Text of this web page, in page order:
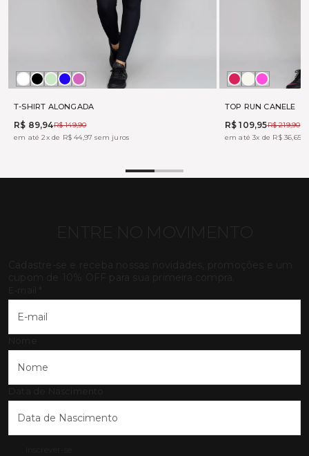
T-SHIRT ALONGADA
R$ 89,94R$ 149,90
em até 2x de R$ 44,97 sem juros
Branco
Preto
ALOEMARINHO
PINK
TOP RUN CANELE
R$ 109,95R$ 219,90
em até 3x de R$ 36,65
BOHEME
OFFTONIC